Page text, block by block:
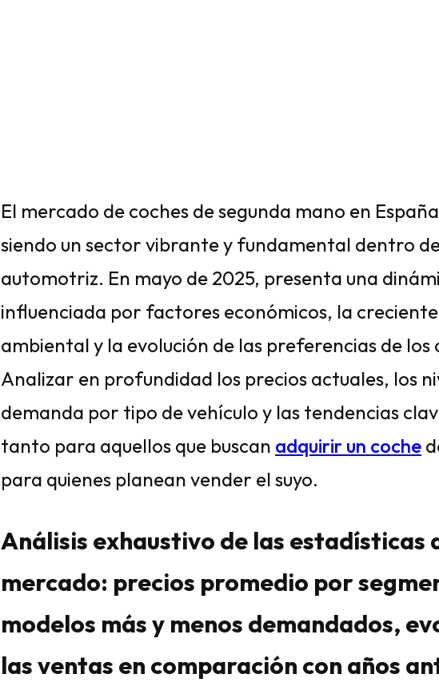
El mercado de coches de segunda mano en
siendo un sector vibrante y fundamental dentro
automotriz. En mayo de 2025, presenta una
influenciada por factores económicos, la
ambiental y la evolución de las preferencias de los
Analizar en profundidad los precios actuales, los
demanda por tipo de vehículo y las tendencias
tanto para aquellos que buscan adquirir un coche
para quienes planean vender el suyo.
Análisis exhaustivo de las estadísticas
mercado: precios promedio por
modelos más y menos demandados,
las ventas en comparación con años